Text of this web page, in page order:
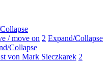
/ move on 2 Expand/Collapse
Collapse
von Mark Sieczkarek 2